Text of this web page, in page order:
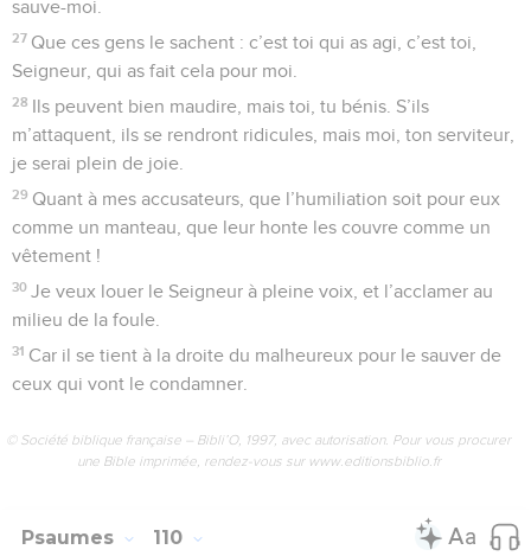
sauve-moi.
27 Que ces gens le sachent : c’est toi qui as agi, c’est toi,
Seigneur, qui as fait cela pour moi.
28 Ils peuvent bien maudire, mais toi, tu bénis. S’ils
m’attaquent, ils se rendront ridicules, mais moi, ton serviteur,
je serai plein de joie.
29 Quant à mes accusateurs, que l’humiliation soit pour eux
comme un manteau, que leur honte les couvre comme un
vêtement !
30 Je veux louer le Seigneur à pleine voix, et l’acclamer au
milieu de la foule.
31 Car il se tient à la droite du malheureux pour le sauver de
ceux qui vont le condamner.
© Société biblique française – Bibli’O, 1997, avec autorisation. Pour vous procurer
une Bible imprimée, rendez-vous sur www.editionsbiblio.fr
Psaumes 110